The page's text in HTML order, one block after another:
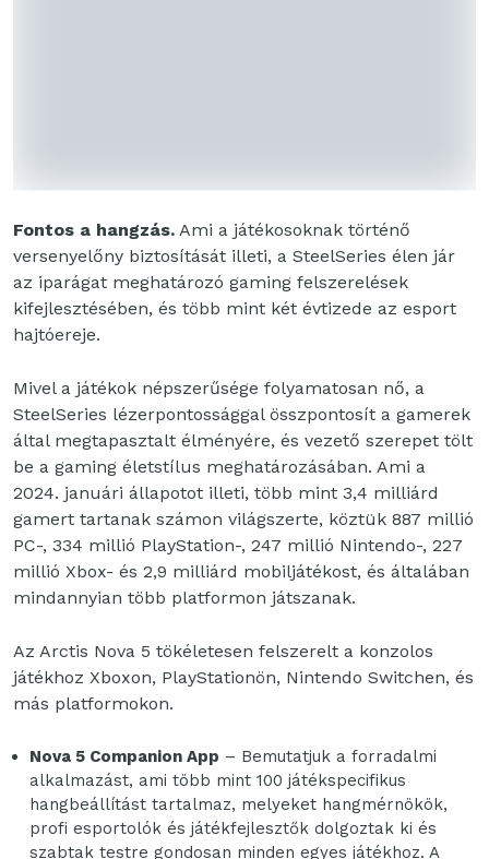
Fontos a hangzás. Ami a játékosoknak történő
versenyelőny biztosítását illeti, a SteelSeries élen jár
az iparágat meghatározó gaming felszerelések
kifejlesztésében, és több mint két évtizede az esport
hajtóereje.
Mivel a játékok népszerűsége folyamatosan nő, a
SteelSeries lézerpontossággal összpontosít a gamerek
által megtapasztalt élményére, és vezető szerepet tölt
be a gaming életstílus meghatározásában. Ami a
2024. januári állapotot illeti, több mint 3,4 milliárd
gamert tartanak számon világszerte, köztük 887 millió
PC-, 334 millió PlayStation-, 247 millió Nintendo-, 227
millió Xbox- és 2,9 milliárd mobiljátékost, és általában
mindannyian több platformon játszanak.
Az Arctis Nova 5 tökéletesen felszerelt a konzolos
játékhoz Xboxon, PlayStationön, Nintendo Switchen, és
más platformokon.
Nova 5 Companion App – Bemutatjuk a forradalmi
alkalmazást, ami több mint 100 játékspecifikus
hangbeállítást tartalmaz, melyeket hangmérnökök,
profi esportolók és játékfejlesztők dolgoztak ki és
szabtak testre gondosan minden egyes játékhoz. A